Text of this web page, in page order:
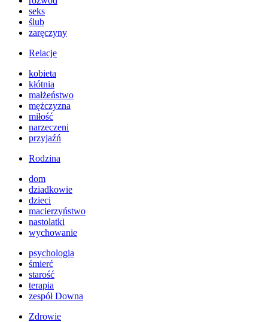
seks
ślub
zaręczyny
Relacje
kobieta
kłótnia
małżeństwo
mężczyzna
miłość
narzeczeni
przyjaźń
Rodzina
dom
dziadkowie
dzieci
macierzyństwo
nastolatki
wychowanie
psychologia
śmierć
starość
terapia
zespół Downa
Zdrowie